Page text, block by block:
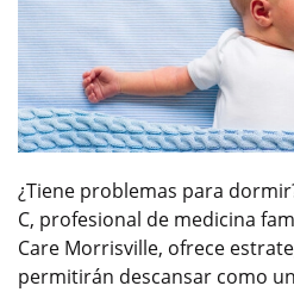
¿Tiene problemas para
C, profesional de medicina
Care Morrisville, ofrece
permitirán descansar como